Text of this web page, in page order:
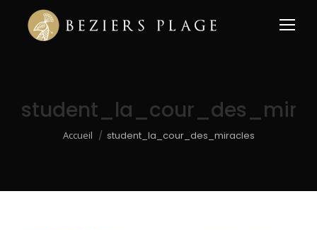
Vous êtes ici :
Accueil student_la_cour_des_miracles